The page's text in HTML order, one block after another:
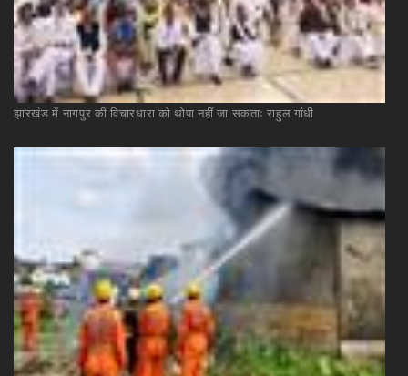
झारखंड में नागपुर की विचारधारा को थोपा नहीं जा सकताः राहुल गांधी